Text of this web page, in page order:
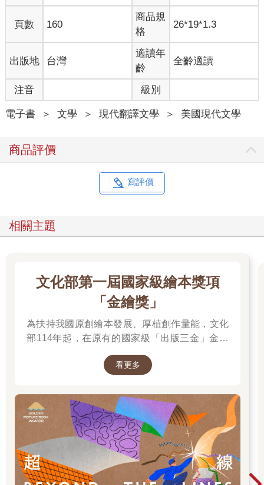
頁數 160
商品規
格
26*19*1.3
出版地 台灣
適讀年
齡
全齡適讀
注音 級別
電子書 ＞ 文學 ＞ 現代翻譯文學 ＞ 美國現代文學
商品評價
寫評價
相關主題
文化部第一屆國家級繪本獎項
「金繪獎」
為扶持我國原創繪本發展、厚植創作量能，文化
部114年起，在原有的國家級「出版三金」金鼎
促進台灣圖文出版的多元發展。獎項分為「特別
「跨域應用獎」、「年度繪本獎」，以及「金繪
大獎」。
看更多